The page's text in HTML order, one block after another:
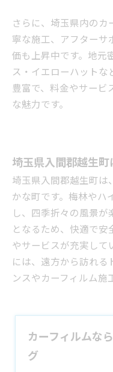
さらに、埼玉県内の
寧な施工、アフター
価も上昇中です。地元
ス・イエローハット
豊富で、料金やサービ
な魅力です。
埼玉県入間郡越生町
埼玉県入間郡越生町
かな町です。梅林やハ
し、四季折々の風景
となるため、快適で
やサービスが充実して
には、遠方から訪れ
ンスやカーフィルム施
カーフィルムな
グ